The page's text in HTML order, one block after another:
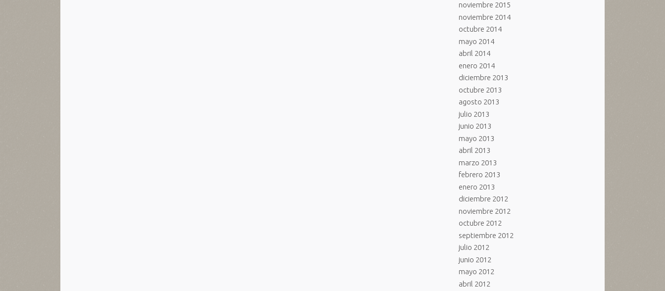
noviembre 2015
noviembre 2014
octubre 2014
mayo 2014
abril 2014
enero 2014
diciembre 2013
octubre 2013
agosto 2013
julio 2013
junio 2013
mayo 2013
abril 2013
marzo 2013
febrero 2013
enero 2013
diciembre 2012
noviembre 2012
octubre 2012
septiembre 2012
julio 2012
junio 2012
mayo 2012
abril 2012